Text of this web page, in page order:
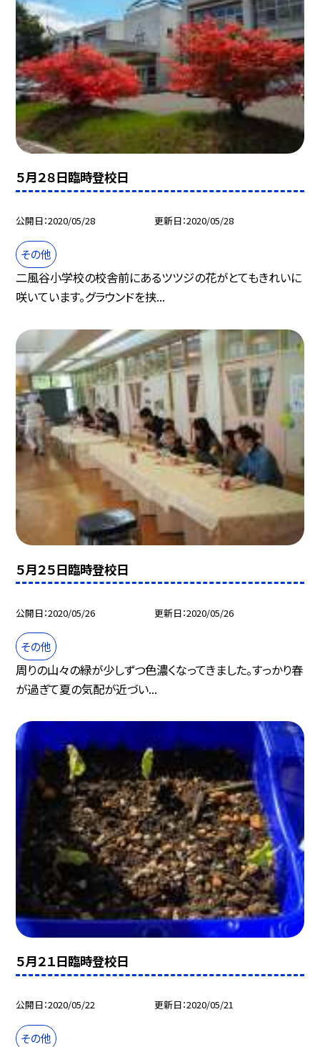
５月２８日臨時登校日
公開日 2020/05/28 更新日 2020/05/28
その他
二風谷小学校の校舎前にあるツツジの花がとてもきれいに
咲いています。グラウンドを挟...
５月２５日臨時登校日
公開日 2020/05/26 更新日 2020/05/26
その他
周りの山々の緑が少しずつ色濃くなってきました。すっかり春
が過ぎて夏の気配が近づい...
５月２１日臨時登校日
公開日 2020/05/22 更新日 2020/05/21
その他